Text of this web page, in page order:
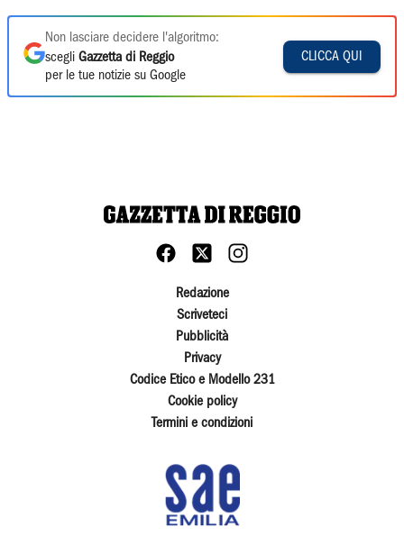
Non lasciare decidere l'algoritmo:
scegli Gazzetta di Reggio
per le tue notizie su Google
CLICCA QUI
Redazione
Scriveteci
Pubblicità
Privacy
Codice Etico e Modello 231
Cookie policy
Termini e condizioni